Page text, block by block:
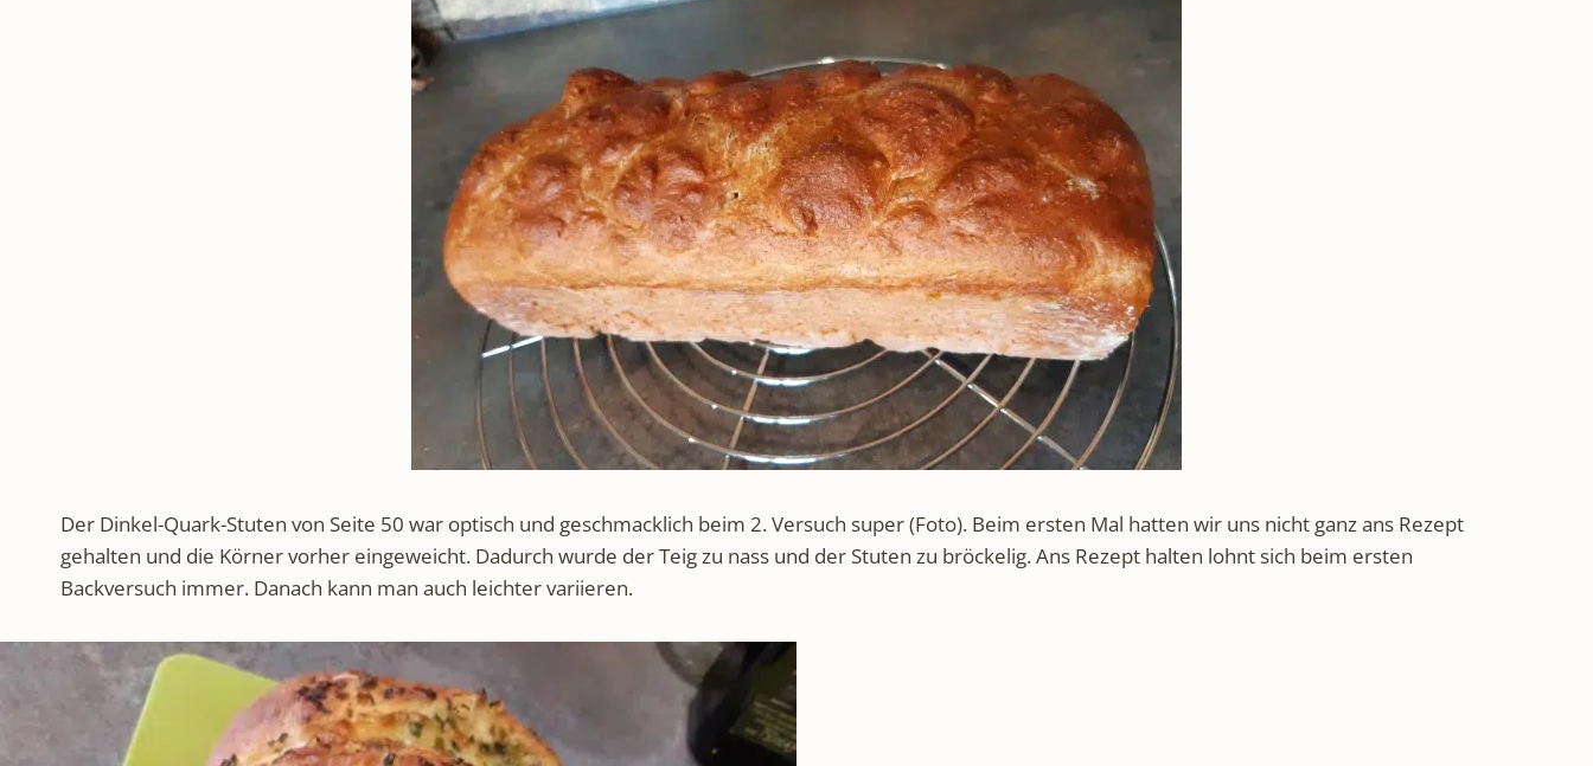
Der Dinkel-Quark-Stuten von Seite 50 war optisch und geschmacklich beim 2. Versuch super (Foto). Beim ersten Mal hatten wir uns nicht ganz ans Rezept
gehalten und die Körner vorher eingeweicht. Dadurch wurde der Teig zu nass und der Stuten zu bröckelig. Ans Rezept halten lohnt sich beim ersten
Backversuch immer. Danach kann man auch leichter variieren.